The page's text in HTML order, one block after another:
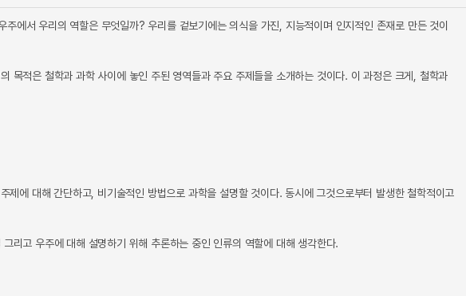
에서 우리의 역할은 무엇일까? 우리를 겉보기에는 의식을 가진, 지능적이며 인지적인 존재로 만든 것이
목적은 철학과 과학 사이에 놓인 주된 영역들과 주요 주제들을 소개하는 것이다. 이 과정은 크게, 철학과
에 대해 간단하고, 비기술적인 방법으로 과학을 설명할 것이다. 동시에 그것으로부터 발생한 철학적이고
리고 우주에 대해 설명하기 위해 추론하는 중인 인류의 역할에 대해 생각한다.